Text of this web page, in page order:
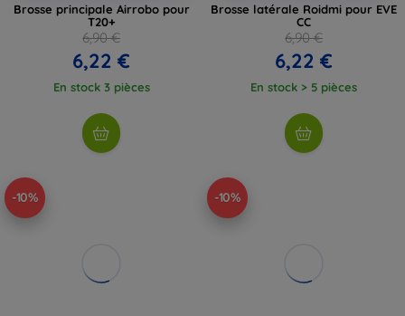
Brosse principale Airrobo pour
T20+
6,90 €
6,22 €
En stock 3 pièces
Brosse latérale Roidmi pour EVE
CC
6,90 €
6,22 €
En stock > 5 pièces
-10% -10%